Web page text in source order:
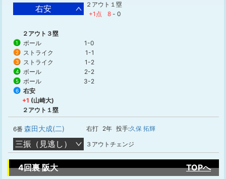
右安
２アウト１塁
+1点
8 - 0
２アウト３塁
1 ボール 1-0
2 ストライク 1-1
3 ストライク 1-2
4 ボール 2-2
5 ボール 3-2
6
右安
+1 (山崎大)
２アウト１塁
6番 森田大成(二) 右打 2年 投手:久保 拓輝
三振（見逃し） ３アウトチェンジ
4回裏 阪大 TOPへ